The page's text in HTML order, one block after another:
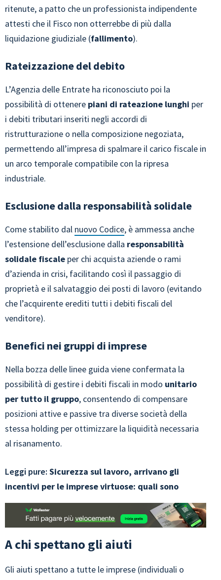
ritenute, a patto che un professionista indipendente
attesti che il Fisco non otterrebbe di più dalla
liquidazione giudiziale (fallimento).
Rateizzazione del debito
L’Agenzia delle Entrate ha riconosciuto poi la
possibilità di ottenere piani di rateazione lunghi per
i debiti tributari inseriti negli accordi di
ristrutturazione o nella composizione negoziata,
permettendo all’impresa di spalmare il carico fiscale in
un arco temporale compatibile con la ripresa
industriale.
Esclusione dalla responsabilità solidale
Come stabilito dal nuovo Codice, è ammessa anche
l’estensione dell’esclusione dalla responsabilità
solidale fiscale per chi acquista aziende o rami
d’azienda in crisi, facilitando così il passaggio di
proprietà e il salvataggio dei posti di lavoro (evitando
che l’acquirente erediti tutti i debiti fiscali del
venditore).
Benefici nei gruppi di imprese
Nella bozza delle linee guida viene confermata la
possibilità di gestire i debiti fiscali in modo unitario
per tutto il gruppo, consentendo di compensare
posizioni attive e passive tra diverse società della
stessa holding per ottimizzare la liquidità necessaria
al risanamento.
Leggi pure: Sicurezza sul lavoro, arrivano gli
incentivi per le imprese virtuose: quali sono
A chi spettano gli aiuti
Gli aiuti spettano a tutte le imprese (individuali o